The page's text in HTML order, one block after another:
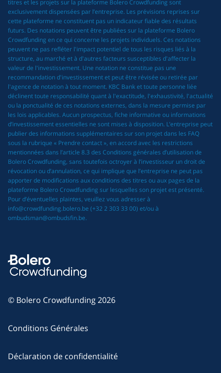
titres et les projets sur la plateforme Bolero Crowdfunding sont
exclusivement dispensées par l’entreprise. Les prévisions reprises sur
cette plateforme ne constituent pas un indicateur fiable des résultats
futurs. Des notations peuvent être publiées sur la plateforme Bolero
Crowdfunding en ce qui concerne les projets individuels. Ces notations
peuvent ne pas refléter l'impact potentiel de tous les risques liés à la
structure, au marché et à d'autres facteurs susceptibles d'affecter la
valeur de l'investissement. Une notation ne constitue pas une
recommandation d'investissement et peut être révisée ou retirée par
l'agence de notation à tout moment. KBC Bank et toute personne liée
déclinent toute responsabilité quant à l'exactitude, l'exhaustivité, l'actualité
ou la ponctualité de ces notations externes, dans la mesure permise par
les lois applicables. Aucun prospectus, fiche informative ou informations
d’investissement essentielles ne sont mises à disposition. L’entreprise peut
publier des informations supplémentaires sur son projet dans les FAQ
sous la rubrique « Prendre contact », en accord avec les restrictions
mentionnées dans l’article 8.3 des Conditions générales d’utilisation de
Bolero Crowdfunding, sans toutefois octroyer à l’investisseur un droit de
révocation ou d’annulation, ce qui implique que l’entreprise ne peut pas
apporter de modifications aux conditions des titres ou aux pages de la
plateforme Bolero Crowdfunding sur lesquelles son projet est présenté.
Pour d’éventuelles plaintes, veuillez vous adresser à
info@crowdfunding.bolero.be (+32 2 303 33 00) et/ou à
ombudsman@ombudsfin.be.
© Bolero Crowdfunding 2026
Conditions Générales
Déclaration de confidentialité